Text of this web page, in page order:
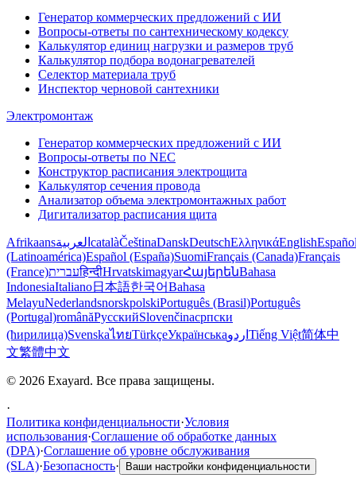
Генератор коммерческих предложений с ИИ
Вопросы-ответы по сантехническому кодексу
Калькулятор единиц нагрузки и размеров труб
Калькулятор подбора водонагревателей
Селектор материала труб
Инспектор черновой сантехники
Электромонтаж
Генератор коммерческих предложений с ИИ
Вопросы-ответы по NEC
Конструктор расписания электрощита
Калькулятор сечения провода
Анализатор объема электромонтажных работ
Дигитализатор расписания щита
Afrikaansالعربية catalàČeštinaDanskDeutschΕλληνικάEnglish
(Latinoamérica)Español (España)SuomiFrançais (Canada)Français
(France)עבריתहिन्दीHrvatskimagyarՀայերենBahasa
IndonesiaItaliano日本語한국어Bahasa
MelayuNederlandsnorskpolskiPortuguês (Brasil)Português
(Portugal)românăРусскийSlovenčinaсрпски
(ћирилица)SvenskaไทยTürkçeУкраїнськаاردو Tiếng Việt简体中
文繁體中文
© 2026 Exayard. Все права защищены.
·
Политика конфиденциальности·Условия
использования·Соглашение об обработке данных
(DPA)·Соглашение об уровне обслуживания
(SLA)·Безопасность· Ваши настройки конфиденциальности